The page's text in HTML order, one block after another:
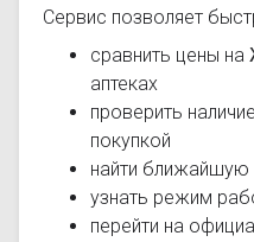
Сервис позволяет
сравнить цены на
аптеках
проверить
покупкой
найти ближайшую
узнать режим
перейти на